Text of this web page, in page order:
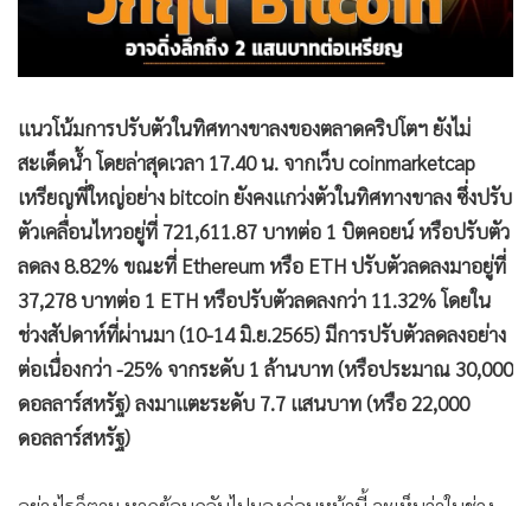
แนวโน้มการปรับตัวในทิศทางขาลงของตลาดคริปโตฯ ยังไม่
สะเด็ดน้ำ โดยล่าสุดเวลา 17.40 น. จากเว็บ coinmarketcap
เหรียญพี่ใหญ่อย่าง bitcoin ยังคงแกว่งตัวในทิศทางขาลง ซึ่งปรับ
ตัวเคลื่อนไหวอยู่ที่ 721,611.87 บาทต่อ 1 บิตคอยน์ หรือปรับตัว
ลดลง 8.82% ขณะที่ Ethereum หรือ ETH ปรับตัวลดลงมาอยู่ที่
37,278 บาทต่อ 1 ETH หรือปรับตัวลดลงกว่า 11.32% โดยใน
ช่วงสัปดาห์ที่ผ่านมา (10-14 มิ.ย.2565) มีการปรับตัวลดลงอย่าง
ต่อเนื่องกว่า -25% จากระดับ 1 ล้านบาท (หรือประมาณ 30,000
ดอลลาร์สหรัฐ) ลงมาแตะระดับ 7.7 แสนบาท (หรือ 22,000
ดอลลาร์สหรัฐ)